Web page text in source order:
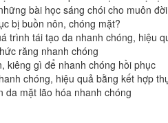
bài học sáng chói cho muôn đời
bị buồn nôn, chóng mặt?
trình tái tạo da nhanh chóng, hiệu
răng nhanh chóng
kiêng gì để nhanh chóng hồi phục
chóng, hiệu quả bằng kết hợp
da mặt lão hóa nhanh chóng